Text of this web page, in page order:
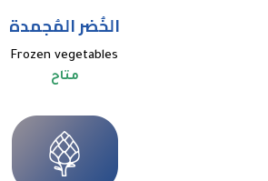
الخُضر المُجمدة
Frozen vegetables
متاح